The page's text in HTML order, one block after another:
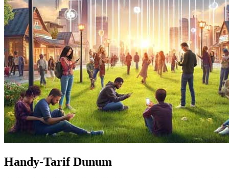
Handy-Tarif Dunum